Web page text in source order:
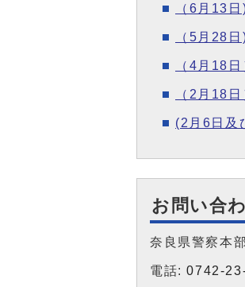
（6月13
（5月28
（4月18
（2月18
(2月6日及
お問い合
奈良県警察
電話:0742-